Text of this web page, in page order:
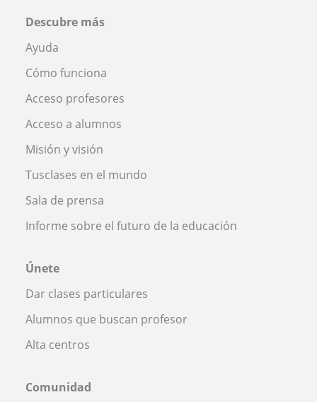
Descubre más
Ayuda
Cómo funciona
Acceso profesores
Acceso a alumnos
Misión y visión
Tusclases en el mundo
Sala de prensa
Informe sobre el futuro de la educación
Únete
Dar clases particulares
Alumnos que buscan profesor
Alta centros
Comunidad